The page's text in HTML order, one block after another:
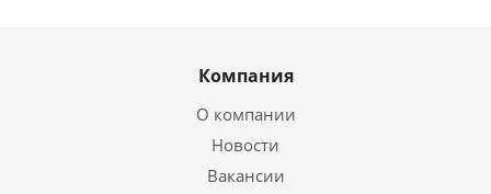
Компания
О компании
Новости
Вакансии